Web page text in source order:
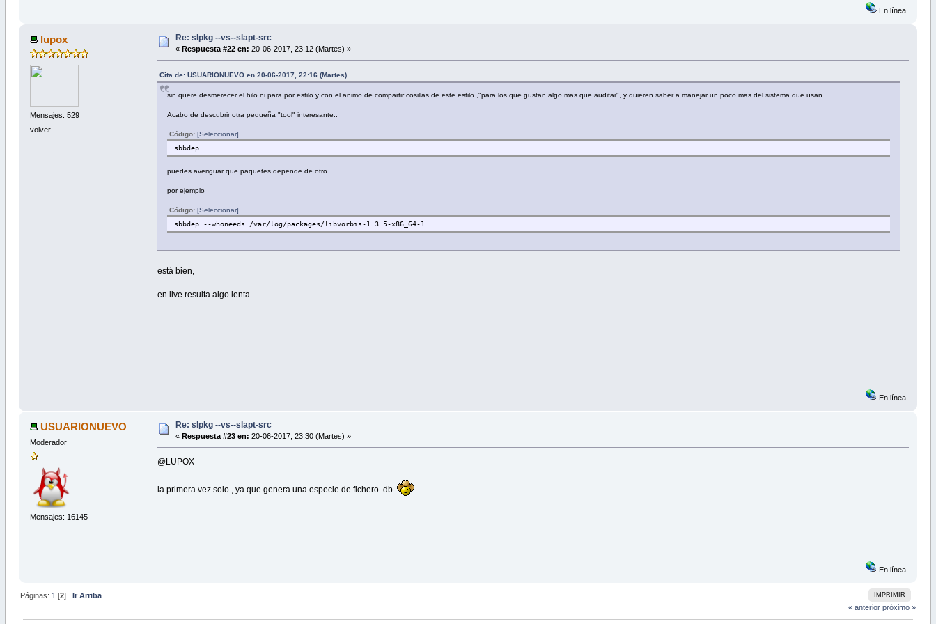
En línea
lupox
Mensajes: 529
volver....
Re: slpkg --vs--slapt-src
« Respuesta #22 en: 20-06-2017, 23:12 (Martes) »
Cita de: USUARIONUEVO en 20-06-2017, 22:16 (Martes)
sin quere desmerecer el hilo ni para por estilo y con el animo de compartir cosillas de este estilo ,"para los que gustan algo mas que auditar", y quieren saber a manejar un poco mas del sistema que usan.
Acabo de descubrir otra pequeña "tool" interesante..
Código:[Seleccionar]
sbbdep
puedes averiguar que paquetes depende de otro..
por ejemplo
Código:[Seleccionar]
sbbdep --whoneeds /var/log/packages/libvorbis-1.3.5-x86_64-1
está bien,
en live resulta algo lenta.
En línea
USUARIONUEVO
Moderador
Mensajes: 16145
Re: slpkg --vs--slapt-src
« Respuesta #23 en: 20-06-2017, 23:30 (Martes) »
@LUPOX
la primera vez solo , ya que genera una especie de fichero .db
En línea
IMPRIMIR
Páginas: 1 [2] Ir Arriba
« anterior próximo »